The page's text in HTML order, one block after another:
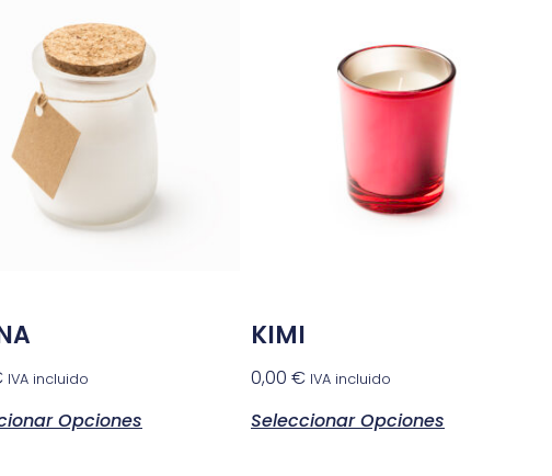
IVA incluido
Opciones
KIMI
0,00 € IVA incluido
Seleccionar Opciones